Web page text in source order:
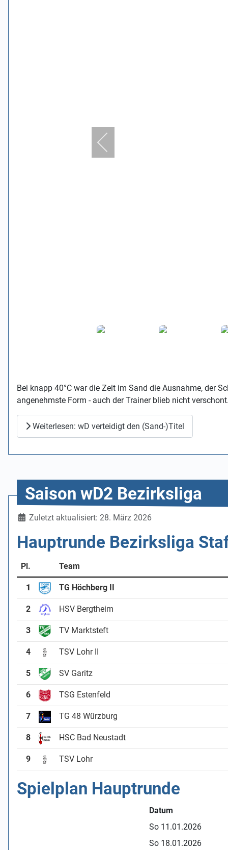
Bei knapp 40°C war die Zeit im Sand die Ausnahme, der
angenehmste Form - auch der Trainer blieb nicht
Weiterlesen: wD verteidigt den (Sand-)Titel
Saison wD2 Bezirksliga
DetailsZuletzt aktualisiert: 28. März 2026
Hauptrunde Bezirksliga
Pl. Team
1 TG Höchberg II
2 HSV Bergtheim
3 TV Marktsteft
4 TSV Lohr II
5 SV Garitz
6 TSG Estenfeld
7 TG 48 Würzburg
8 HSC Bad Neustadt
9 TSV Lohr
Spielplan Hauptrunde
Datum
So 11.01.2026
So 18.01.2026